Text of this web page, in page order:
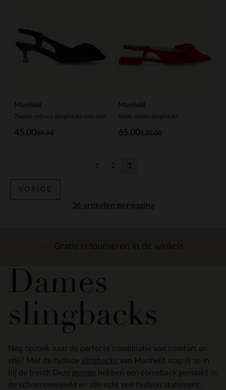
Manfield
Zwarte velours slingbacks met strik
89.98
45.00
Manfield
Rode suède slingbacks
130.00
65.00
per pagina
VORIGE
1 2 3
Snelle levering
Dames
slingbacks
Nog opzoek naar de perfecte combinatie van comfort en
stijl? Met de tijdloze slingbacks van Manfield stap jij zo in
bij de trend! Deze pumps hebben een comeback gemaakt in
de schoenenwereld en zijn echt een fashion statement.